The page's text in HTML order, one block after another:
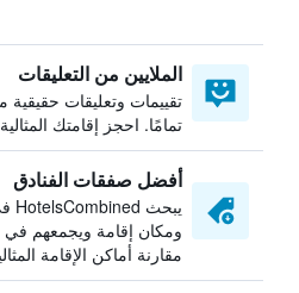
الملايين من التعليقات
تقييمات وتعليقات حقيقية
تمامًا. احجز إقامتك
أفضل صفقات الفنادق
ومكان إقامة ويجمعهم
مقارنة أماكن الإقامة